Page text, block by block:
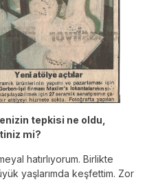
tepkisi ne oldu,
mi?
hatırlıyorum. Birlikte
yaşlarımda keşfettim. Zor